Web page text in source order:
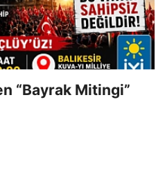
“Bayrak Mitingi”